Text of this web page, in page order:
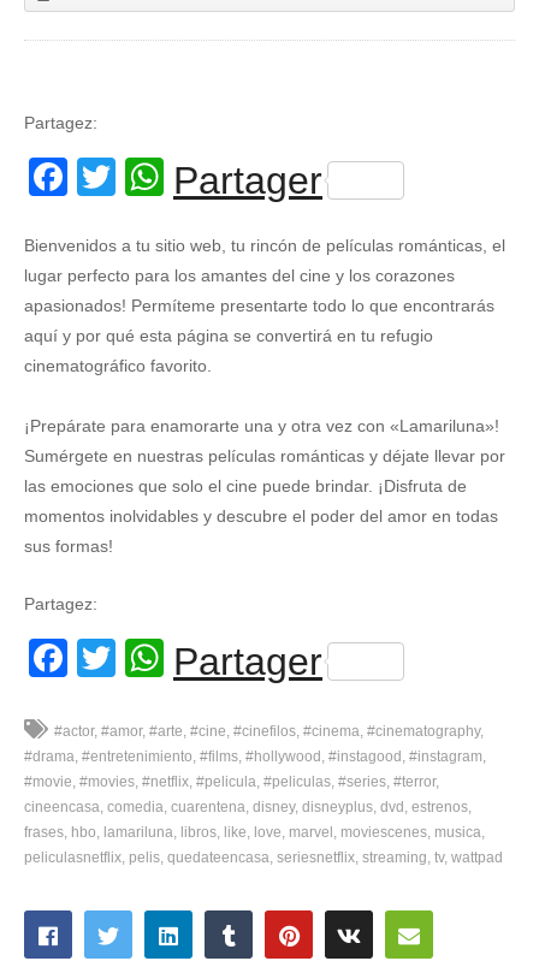
Partagez:
Facebook
Twitter
WhatsApp
Partager
Bienvenidos a tu sitio web, tu rincón de películas románticas, el
lugar perfecto para los amantes del cine y los corazones
apasionados! Permíteme presentarte todo lo que encontrarás
aquí y por qué esta página se convertirá en tu refugio
cinematográfico favorito.
¡Prepárate para enamorarte una y otra vez con «Lamariluna»!
Sumérgete en nuestras películas románticas y déjate llevar por
las emociones que solo el cine puede brindar. ¡Disfruta de
momentos inolvidables y descubre el poder del amor en todas
sus formas!
Partagez:
Facebook
Twitter
WhatsApp
Partager
#actor #amor #arte #cine #cinefilos #cinema #cinematography
#drama #entretenimiento #films #hollywood #instagood #instagram
#movie #movies #netflix #pelicula #peliculas #series #terror
cineencasa comedia cuarentena disney disneyplus dvd estrenos
frases hbo lamariluna libros like love marvel moviescenes musica
peliculasnetflix pelis quedateencasa seriesnetflix streaming tv wattpad